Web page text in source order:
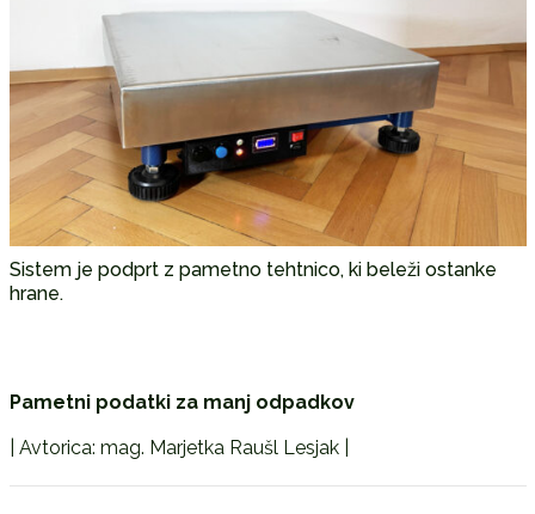
Sistem je podprt z pametno tehtnico, ki beleži ostanke
hrane.
Pametni podatki za manj odpadkov
| Avtorica: mag. Marjetka Raušl Lesjak |